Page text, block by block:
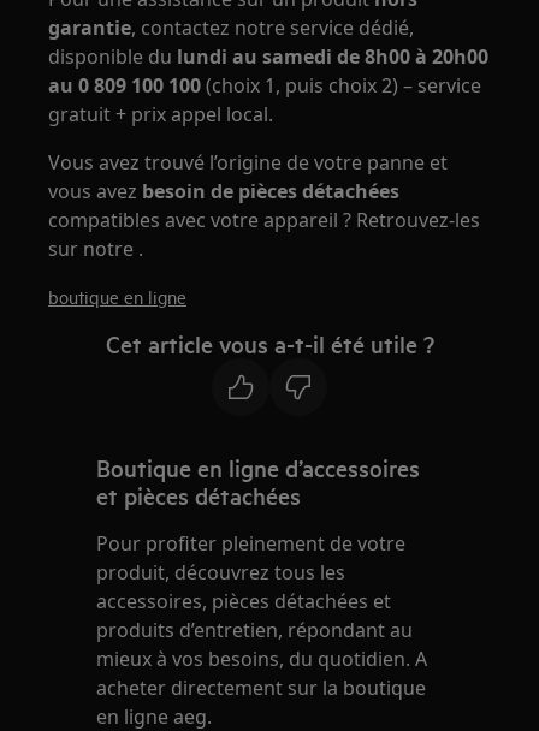
garantie, contactez notre service dédié,
disponible du lundi au samedi de 8h00 à 20h00
au 0 809 100 100(choix 1, puis choix 2) – service
gratuit + prix appel local.
Vous avez trouvé l’origine de votre panne et
vous avez besoin de pièces détachées
compatibles avec votre appareil ? Retrouvez-les
sur notre .
boutique en ligne
Cet article vous a-t-il été utile ?
Boutique en ligne d’accessoires
et pièces détachées
Pour profiter pleinement de votre
produit, découvrez tous les
accessoires, pièces détachées et
produits d’entretien, répondant au
mieux à vos besoins, du quotidien. A
acheter directement sur la boutique
en ligne aeg.